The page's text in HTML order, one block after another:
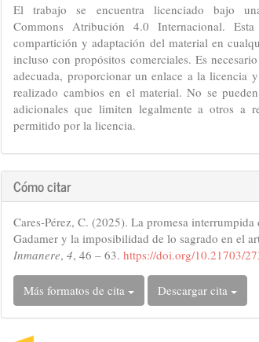
El trabajo se encuentra licenciado bajo
Commons Atribución 4.0 Internacional.
compartición y adaptación del material en
incluso con propósitos comerciales. Es
adecuada, proporcionar un enlace a la licencia
realizado cambios en el material. No se
adicionales que limiten legalmente a otros a
permitido por la licencia.
Cómo citar
Cares-Pérez, C. (2025). La promesa
Gadamer y la imposibilidad de lo sagrado en el
Inmanere,4, 46 – 63.https://doi.org/10.21703/
Más formatos de cita Descargar cita